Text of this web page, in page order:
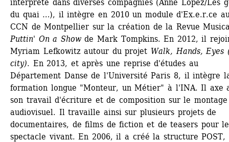
interprète dans diverses compagnies (Anne Lopez/Les
du quai …), il intègre en 2010 un module d'Ex.e.r.ce
CCN de Montpellier sur la création de la Revue
Puttin' On a Showde Mark Tompkins. En 2012, il
Myriam Lefkowitz autour du projet Walk, Hands, Eyes
city). En 2013, et après une reprise d'études au
Département Danse de l'Université Paris 8, il intègre
formation longue "Monteur, un Métier" à l'INA. Il axe
son travail d'écriture et de composition sur le montage
audiovisuel. Il travaille ainsi sur plusieurs projets de
documentaires, de films de fiction et de teasers pour le
spectacle vivant. En 2006, il a créé la structure POST,